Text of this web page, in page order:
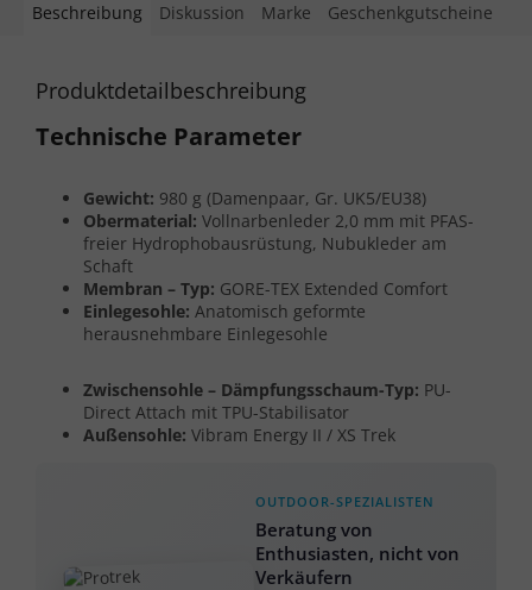
Beschreibung Diskussion Marke Geschenkgutscheine
Produktdetailbeschreibung
Technische Parameter
Gewicht: 980 g (Damenpaar, Gr. UK5/EU38)
Obermaterial: Vollnarbenleder 2,0 mm mit PFAS-
freier Hydrophobausrüstung, Nubukleder am
Schaft
Membran – Typ: GORE-TEX Extended Comfort
Einlegesohle: Anatomisch geformte
herausnehmbare Einlegesohle
Zwischensohle – Dämpfungsschaum-Typ: PU-
Direct Attach mit TPU-Stabilisator
Außensohle: Vibram Energy II / XS Trek
OUTDOOR-SPEZIALISTEN
Beratung von
Enthusiasten, nicht von
Verkäufern